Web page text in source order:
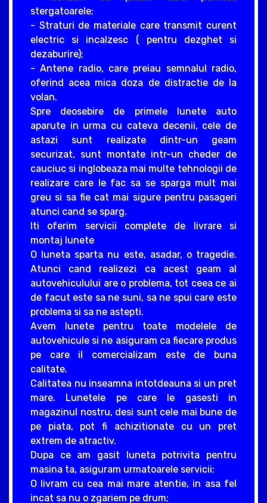
stergatoarele;
- Straturi de materiale care transmit curent
electric si incalzesc ( pentru dezghet si
dezaburire);
- Antene radio, care preiau semnalul radio,
oferind acea mica doza de distractie de la
volan.
Spre deosebire de primele lunete auto
aparute in urma cu cateva decenii, cele de
astazi sunt realizate dintr-un geam
securizat, sunt montate intr-un cheder de
cauciuc si inglobeaza mai multe tehnologii de
realizare care le fac sa se sparga mult mai
greu si sa fie cat mai sigure pentru pasageri
atunci cand se sparg.
Iti oferim servicii complete de livrare si
montaj lunete
O luneta sparta nu este, asadar, o tragedie.
Atunci cand realizezi ca acest geam al
autovehiculului are o problema, tot ceea ce ai
de facut este sa ne suni, sa ne spui care este
problema si sa ne astepti.
Avem lunete pentru toate modelele de
autovehicule si ne asiguram ca fiecare produs
pe care il comercializam este de buna
calitate.
Calitatea nu inseamna intotdeauna si un pret
mare. Lunetele pe care le gasesti in
magazinul nostru, desi sunt cele mai bune de
pe piata, pot fi achizitionate cu un pret
extrem de atractiv.
Dupa ce am gasit luneta potrivita pentru
masina ta, asiguram urmatoarele servicii:
O livram cu cea mai mare atentie, in asa fel
incat sa nu o zgariem pe drum;